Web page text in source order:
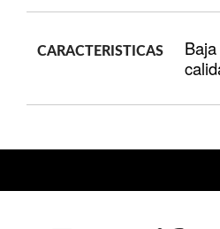
CARACTERISTICAS
Baja